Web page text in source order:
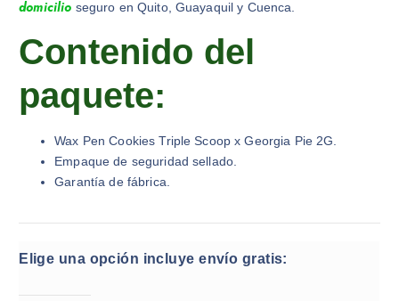
domicilio seguro en Quito, Guayaquil y Cuenca.
Contenido del
paquete:
Wax Pen Cookies Triple Scoop x Georgia Pie 2G.
Empaque de seguridad sellado.
Garantía de fábrica.
Elige una opción incluye envío gratis: